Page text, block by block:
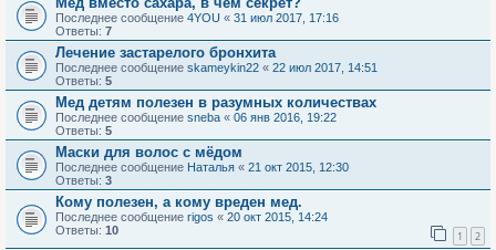
Последнее сообщение 4YOU « 31 июл 2017, 17:16
Ответы: 7
Лечение застарелого бронхита
Последнее сообщение skameykin22 « 22 июл 2017, 14:51
Ответы: 5
Мед детям полезен в разумных количествах
Последнее сообщение sneba « 06 янв 2016, 19:22
Ответы: 5
Маски для волос с мёдом
Последнее сообщение Наталья « 21 окт 2015, 12:30
Ответы: 3
Кому полезен, а кому вреден мед.
Последнее сообщение rigos « 20 окт 2015, 14:24
Ответы: 10 1 2